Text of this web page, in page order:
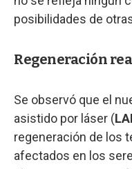
posibilidades de
Regeneración
Se observó que el
asistido por láser (
regeneración de los
afectados en los